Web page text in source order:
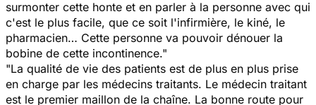
surmonter cette honte et en parler à la personne avec qui
c'est le plus facile, que ce soit l'infirmière, le kiné, le
pharmacien… Cette personne va pouvoir dénouer la
bobine de cette incontinence."
"La qualité de vie des patients est de plus en plus prise
en charge par les médecins traitants. Le médecin traitant
est le premier maillon de la chaîne. La bonne route pour